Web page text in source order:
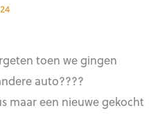
toen we gingen
auto????
maar een nieuwe gekocht